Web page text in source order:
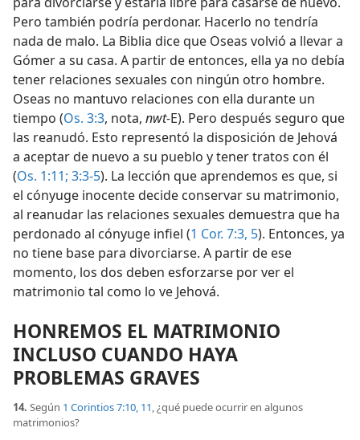
Pero también podría perdonar. Hacerlo no tendría
nada de malo. La Biblia dice que Oseas volvió a llevar a
Gómer a su casa. A partir de entonces, ella ya no debía
tener relaciones sexuales con ningún otro hombre.
Oseas no mantuvo relaciones con ella durante un
tiempo (Os. 3:3, nota, nwt-E). Pero después seguro que
las reanudó. Esto representó la disposición de Jehová
a aceptar de nuevo a su pueblo y tener tratos con él
(Os. 1:11; 3:3-5). La lección que aprendemos es que, si
el cónyuge inocente decide conservar su matrimonio,
al reanudar las relaciones sexuales demuestra que ha
perdonado al cónyuge infiel (1 Cor. 7:3, 5). Entonces, ya
no tiene base para divorciarse. A partir de ese
momento, los dos deben esforzarse por ver el
matrimonio tal como lo ve Jehová.
HONREMOS EL MATRIMONIO
INCLUSO CUANDO HAYA
PROBLEMAS GRAVES
14. Según 1 Corintios 7:10, 11, ¿qué puede ocurrir en algunos
matrimonios?